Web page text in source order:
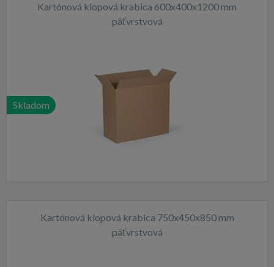
Kartónová klopová krabica 600x400x1200 mm
päťvrstvová
Skladom
Kartónová klopová krabica 750x450x850 mm
päťvrstvová